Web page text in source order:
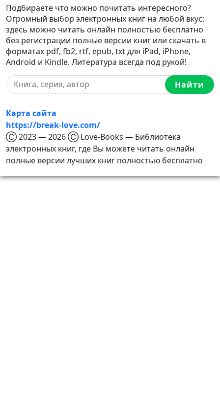
Подбираете что можно почитать интересного?
Огромный выбор электронных книг на любой вкус:
здесь можно читать онлайн полностью бесплатно
без регистрации полные версии книг или скачать в
форматах pdf, fb2, rtf, epub, txt для iPad, iPhone,
Android и Kindle. Литература всегда под рукой!
Найти
Карта сайта
https://break-love.com/
Ⓒ 2023 — 2026 Ⓒ Love-Books — Библиотека
электронных книг, где Вы можете читать онлайн
полные версии лучших книг полностью бесплатно